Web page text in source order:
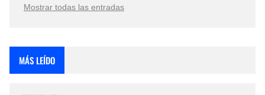
Mostrar todas las entradas
MÁS LEÍDO